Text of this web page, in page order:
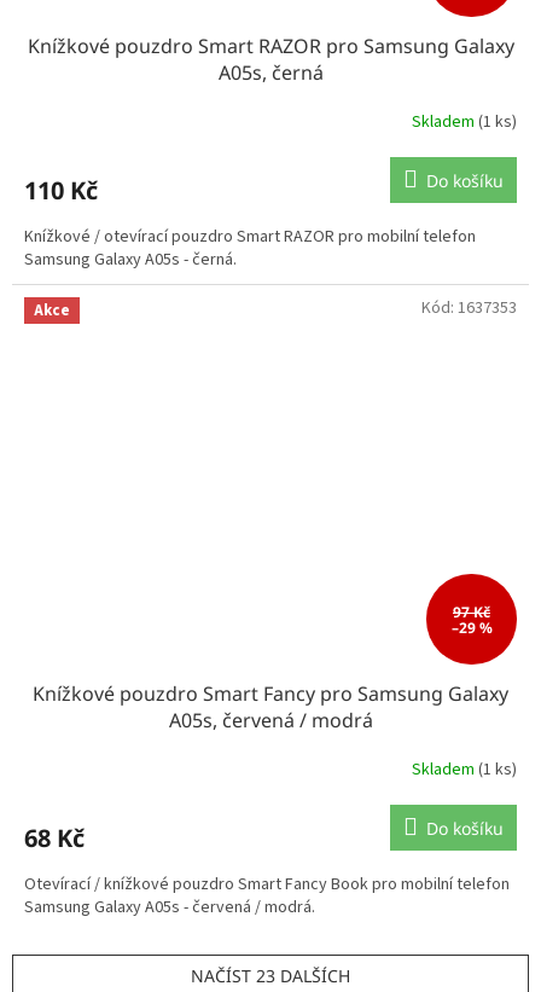
Knížkové pouzdro Smart RAZOR pro Samsung Galaxy
A05s, černá
Skladem (1 ks)
110 Kč Do košíku
Knížkové / otevírací pouzdro Smart RAZOR pro mobilní telefon
Samsung Galaxy A05s - černá.
Akce
97 Kč
–29 %
Knížkové pouzdro Smart Fancy pro Samsung Galaxy
A05s, červená / modrá
Skladem (1 ks)
68 Kč Do košíku
Otevírací / knížkové pouzdro Smart Fancy Book pro mobilní telefon
Samsung Galaxy A05s - červená / modrá.
Kód: 1637353
NAČÍST 23 DALŠÍCH